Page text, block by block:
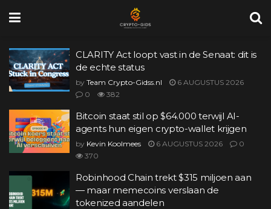
CLARITY Act loopt vast in de Senaat: dit is
de echte status
by Team Crypto-Gidss.nl
6 AUGUSTUS 2026
0
382
Bitcoin staat stil op $64.000 terwijl AI-
agents hun eigen crypto-wallet krijgen
by Kevin Koolmees 6 AUGUSTUS 2026
0
370
Robinhood Chain trekt $315 miljoen aan
— maar memecoins verslaan de
tokenized aandelen